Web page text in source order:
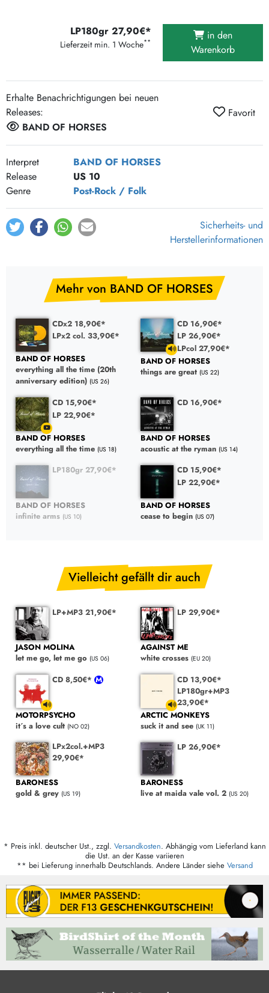
LP180gr 27,90€*
Lieferzeit min. 1 Woche**
in den
Warenkorb
Erhalte Benachrichtigungen bei neuen
Releases:
BAND OF HORSES
Favorit
Interpret
BAND OF HORSES
Release
US 10
Genre
Post-Rock / Folk
Sicherheits- und
Herstellerinformationen
Mehr von BAND OF HORSES
CDx2 18,90€*
LPx2 col. 33,90€*
BAND OF HORSES
everything all the time (20th
anniversary edition) (US 26)
CD 16,90€*
LP 26,90€*
LPcol 27,90€*
BAND OF HORSES
things are great (US 22)
CD 15,90€*
LP 22,90€*
BAND OF HORSES
everything all the time (US 18)
CD 16,90€*
BAND OF HORSES
acoustic at the ryman (US 14)
LP180gr 27,90€*
BAND OF HORSES
infinite arms (US 10)
CD 15,90€*
LP 22,90€*
BAND OF HORSES
cease to begin (US 07)
Vielleicht gefällt dir auch
LP+MP3 21,90€*
JASON MOLINA
let me go, let me go (US 06)
LP 29,90€*
AGAINST ME
white crosses (EU 20)
CD 8,50€*
MOTORPSYCHO
it´s a love cult (NO 02)
CD 13,90€*
LP180gr+MP3
23,90€*
ARCTIC MONKEYS
suck it and see (UK 11)
LPx2col.+MP3
29,90€*
BARONESS
gold & grey (US 19)
LP 26,90€*
BARONESS
live at maida vale vol. 2 (US 20)
* Preis inkl. deutscher Ust., zzgl. Versandkosten. Abhängig vom Lieferland kann
die Ust. an der Kasse variieren
** bei Lieferung innerhalb Deutschlands. Andere Länder siehe Versand